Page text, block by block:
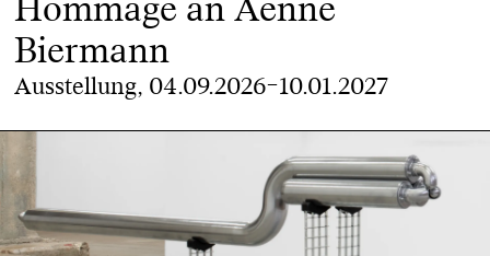
Hommage an Aenne
Biermann
Ausstellung, 04.09.2026–10.01.2027